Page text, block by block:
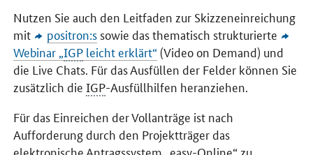
Nutzen Sie auch den Leitfaden zur Skizzeneinreichung
mit
positron:ssowie das thematisch strukturierte
Webinar „IGP leicht erklärt“(Video on Demand) und
die Live Chats . Für das Ausfüllen der Felder können Sie
zusätzlich dieIGP-Ausfüllhilfen heranziehen.
Für das Einreichen der Vollanträge ist nach
Aufforderung durch den Projektträger das
elektronische Antragssystem „easy-Online“ zu